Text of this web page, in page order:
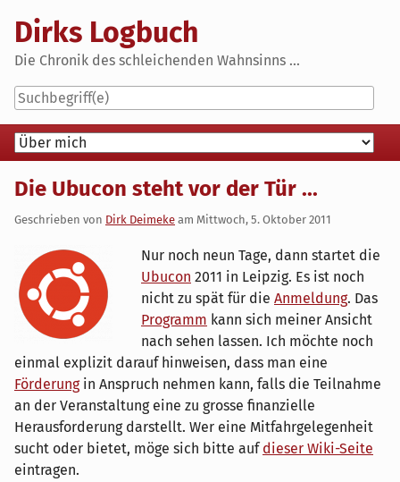
content
Dirks Logbuch
Die Chronik des schleichenden Wahnsinns ...
Navigation
Die Ubucon steht vor der Tür ...
Geschrieben von Dirk Deimeke am Mittwoch, 5. Oktober 2011
Nur noch neun Tage, dann startet die
Ubucon 2011 in Leipzig. Es ist noch
nicht zu spät für die Anmeldung. Das
Programm kann sich meiner Ansicht
nach sehen lassen. Ich möchte noch
einmal explizit darauf hinweisen, dass man eine
Förderungin Anspruch nehmen kann, falls die Teilnahme
an der Veranstaltung eine zu grosse finanzielle
Herausforderung darstellt. Wer eine Mitfahrgelegenheit
sucht oder bietet, möge sich bitte aufdieser Wiki-Seite
eintragen.